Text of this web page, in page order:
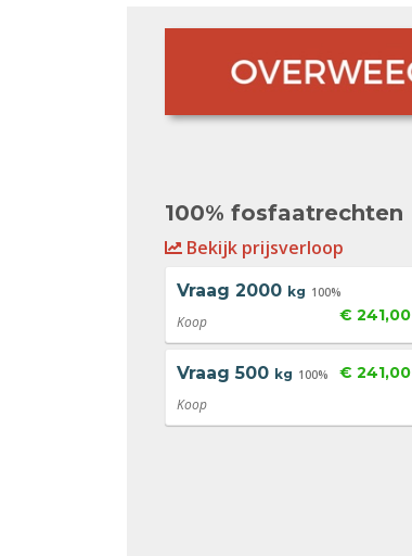
100% fosfaatrechten
Bekijk prijsverloop
Vraag 2000 kg 100%
€ 241,00
Koop
Vraag 500 kg 100% € 241,00
Koop